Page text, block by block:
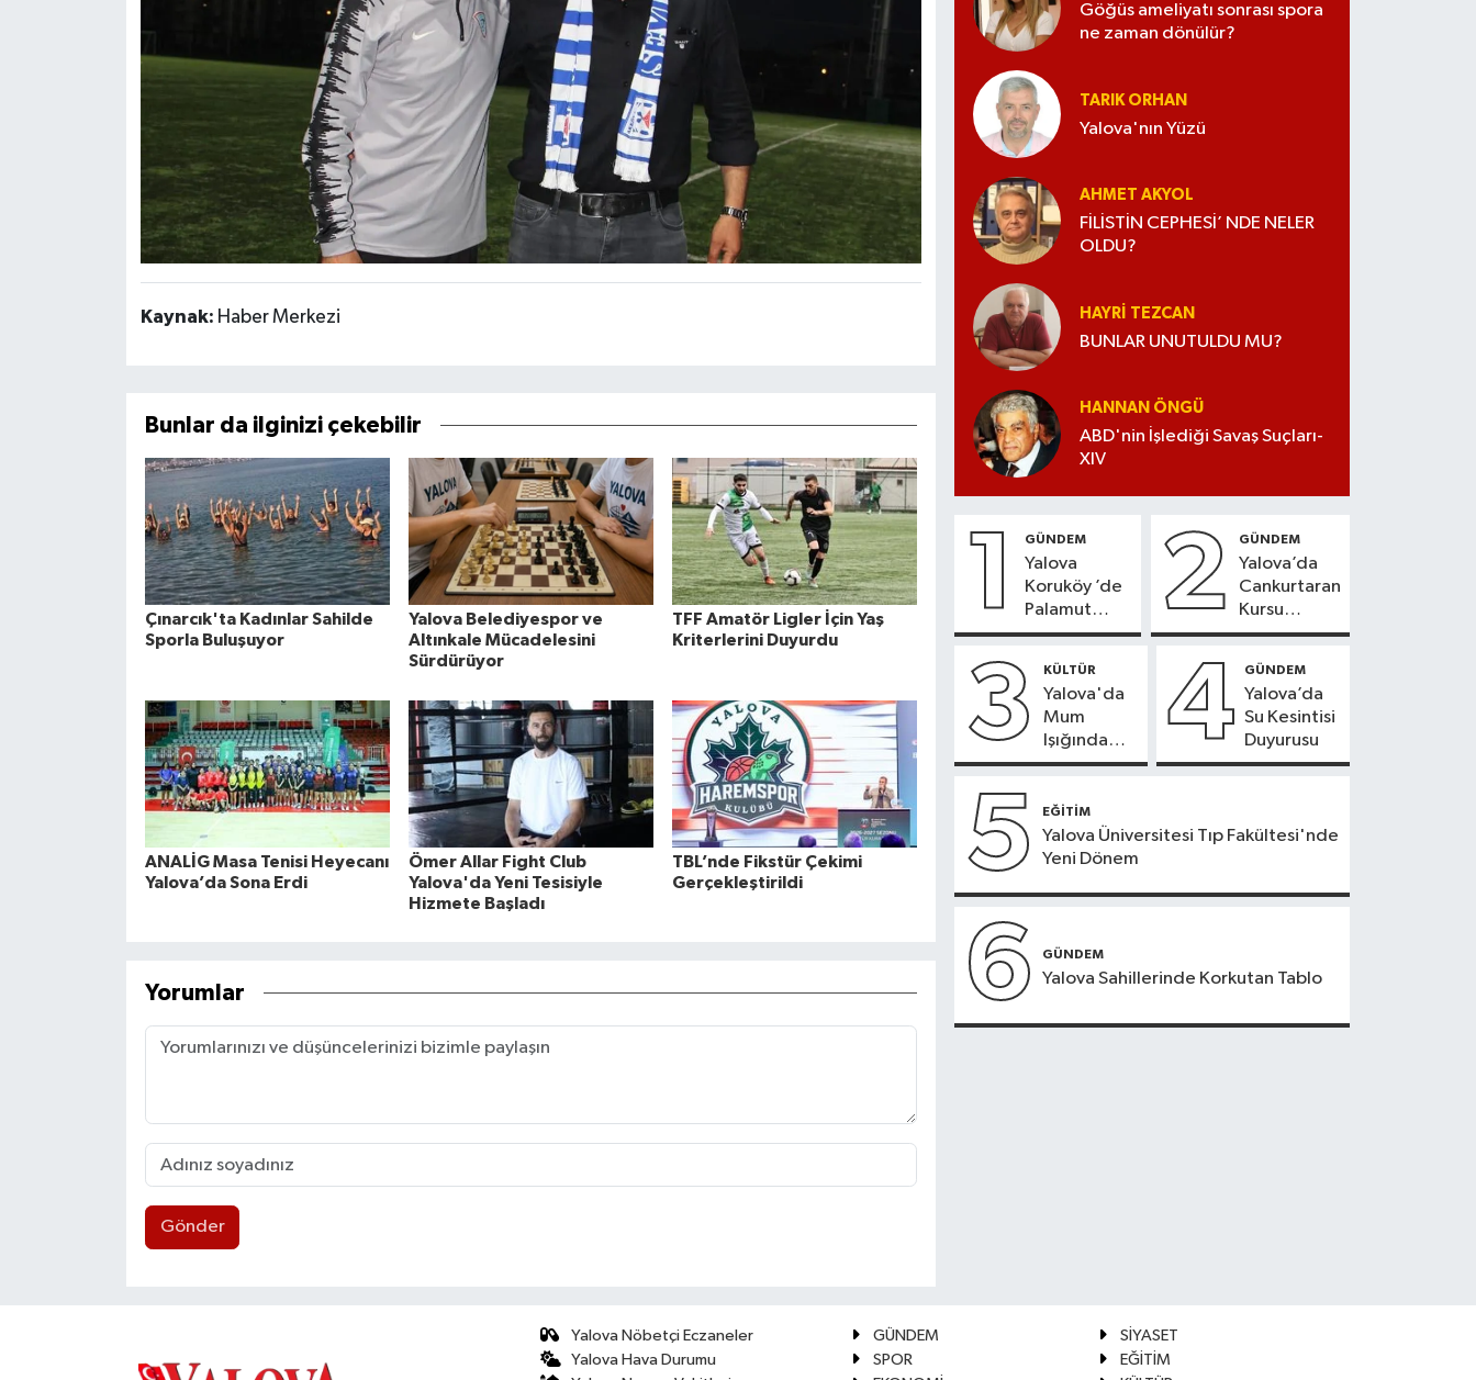
Kaynak: Haber Merkezi
Bunlar da ilginizi çekebilir
Çınarcık'ta Kadınlar Sahilde
Sporla Buluşuyor
Yalova Belediyespor ve
Altınkale Mücadelesini
Sürdürüyor
TFF Amatör Ligler İçin Yaş
Kriterlerini Duyurdu
ANALİG Masa Tenisi Heyecanı
Yalova’da Sona Erdi
Ömer Allar Fight Club
Yalova'da Yeni Tesisiyle
Hizmete Başladı
TBL’nde Fikstür Çekimi
Gerçekleştirildi
Yorumlar
Gönder
Göğüs ameliyatı sonrası spora
ne zaman dönülür?
TARIK ORHAN
Yalova'nın Yüzü
AHMET AKYOL
FİLİSTİN CEPHESİ’ NDE NELER
OLDU?
HAYRI TEZCAN
BUNLAR UNUTULDU MU?
HANNAN ÖNGÜ
ABD'nin İşlediği Savaş Suçları-
XIV
1 GÜNDEM
Yalova
Koruköy ’de
Palamut
Sezonu
2 GÜNDEM
Yalova’da
Cankurtaran
Kursu
Kayıtları
3 KÜLTÜR
Yalova'da
Mum
Işığında
Konser
4 GÜNDEM
Yalova’da
Su Kesintisi
Duyurusu
5 EĞİTİM
Yalova Üniversitesi Tıp Fakültesi'nde
Yeni Dönem
6 GÜNDEM
Yalova Sahillerinde Korkutan Tablo
Yalova Nöbetçi Eczaneler
Yalova Hava Durumu
GÜNDEM
SİYASET
SPOR
EĞİTİM